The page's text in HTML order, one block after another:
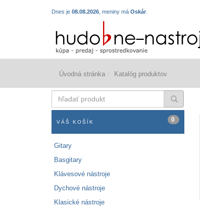
Dnes je 08.08.2026 , meniny má Oskár
Úvodná stránka Katalóg produktov
produkt
VÁŠ KOŠÍK 0
Gitary
Basgitary
Klávesové nástroje
Dychové nástroje
Klasické nástroje